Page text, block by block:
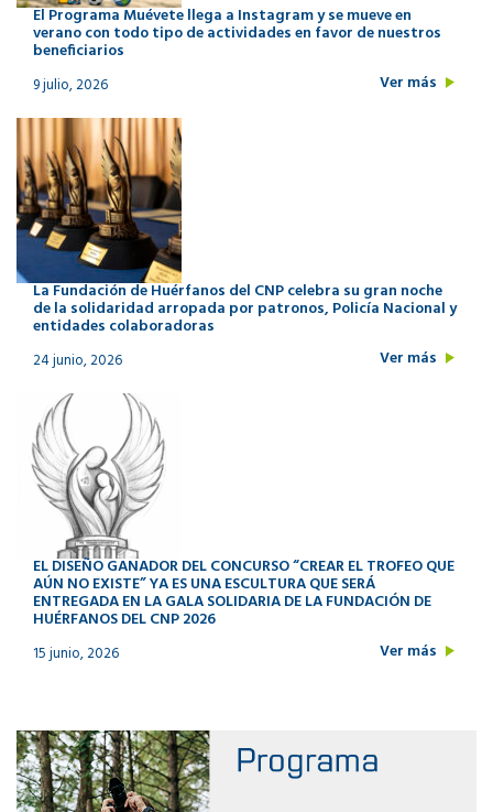
El Programa Muévete llega a Instagram y se mueve en
verano con todo tipo de actividades en favor de nuestros
beneficiarios
9 julio, 2026 Ver más
La Fundación de Huérfanos del CNP celebra su gran noche
de la solidaridad arropada por patronos, Policía Nacional y
entidades colaboradoras
24 junio, 2026 Ver más
EL DISEÑO GANADOR DEL CONCURSO “CREAR EL TROFEO QUE
AÚN NO EXISTE” YA ES UNA ESCULTURA QUE SERÁ
ENTREGADA EN LA GALA SOLIDARIA DE LA FUNDACIÓN DE
HUÉRFANOS DEL CNP 2026
15 junio, 2026 Ver más